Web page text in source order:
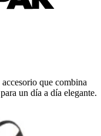
que combina
un día a día elegante.